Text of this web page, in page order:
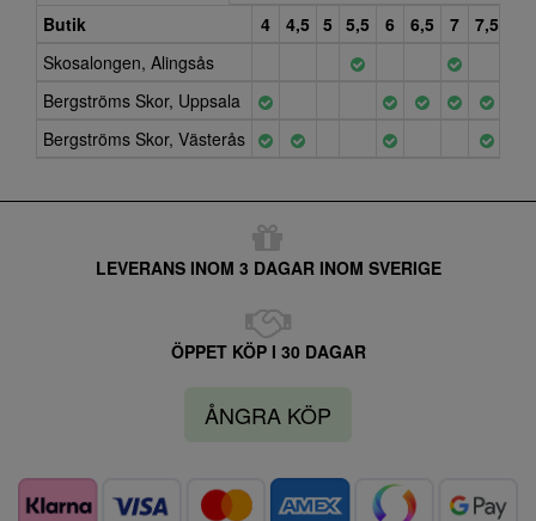
Butik
4 4,5 5 5,5 6 6,5 7 7,5
Skosalongen, Alingsås
Bergströms Skor, Uppsala
Bergströms Skor, Västerås
LEVERANS INOM 3 DAGAR INOM SVERIGE
ÖPPET KÖP I 30 DAGAR
ÅNGRA KÖP